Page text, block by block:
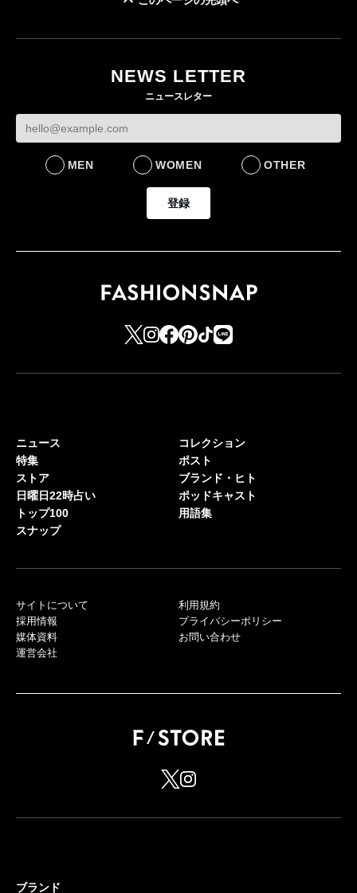
ケットなど7型を発売
FASHION
NEWS LETTER
ニュースレター
MEN WOMEN OTHER
登録
ニュース
特集
ストア
日曜日22時占い
トップ100
スナップ
コレクション
ポスト
ブランド・ヒト
ポッドキャスト
用語集
サイトについて
採用情報
媒体資料
運営会社
利用規約
プライバシーポリシー
お問い合わせ
ブランド